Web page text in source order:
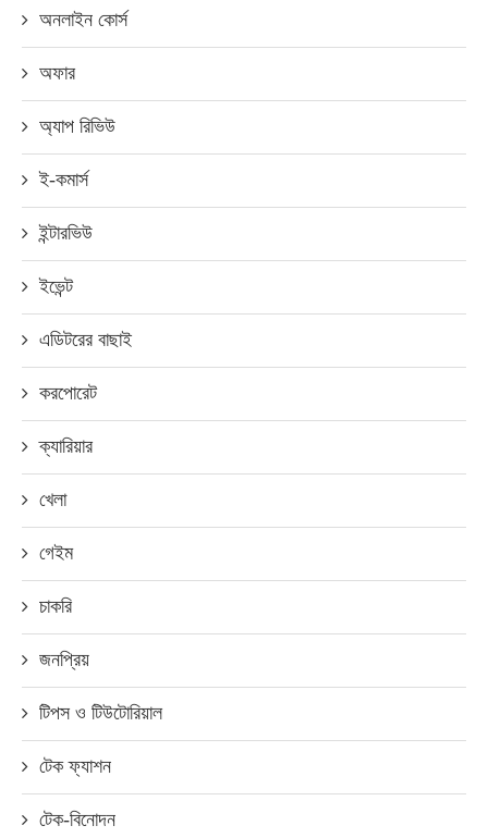
অনলাইন কোর্স
অফার
অ্যাপ রিভিউ
ই-কমার্স
ইন্টারভিউ
ইভেন্ট
এডিটরের বাছাই
করপোরেট
ক্যারিয়ার
খেলা
গেইম
চাকরি
জনপ্রিয়
টিপস ও টিউটোরিয়াল
টেক ফ্যাশন
টেক-বিনোদন